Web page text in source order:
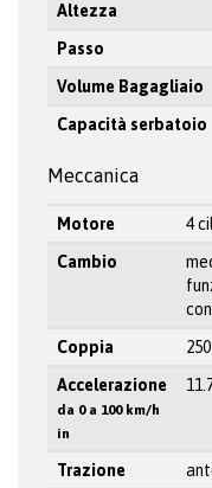
Altezza
Passo
Volume Bagagliaio
Capacità serbatoio
Meccanica
Motore
4
Cambio
Coppia
Accelerazione
da 0 a 100 km/h
in
Trazione